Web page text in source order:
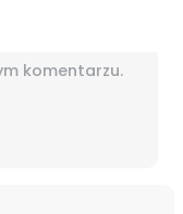
komentarzu.